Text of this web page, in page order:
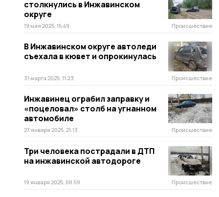
столкнулись в Инжавинском
округе
19 мая 2025, 15:49 Происшествие
В Инжавинском округе автоледи
съехала в кювет и опрокинулась
31 марта 2025, 11:23 Происшествие
Инжавинец ограбил заправку и
«поцеловал» столб на угнанном
автомобиле
27 января 2025, 21:13 Происшествие
Три человека пострадали в ДТП
на инжавинской автодороге
19 января 2025, 08:59 Происшествие